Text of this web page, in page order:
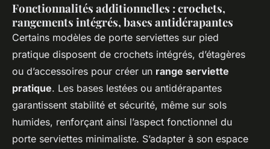
Fonctionnalités additionnelles : crochets,
rangements intégrés, bases antidérapantes
Certains modèles de porte serviettes sur pied
pratique disposent de crochets intégrés, d’étagères
ou d’accessoires pour créer un range serviette
pratique. Les bases lestées ou antidérapantes
garantissent stabilité et sécurité, même sur sols
humides, renforçant ainsi l’aspect fonctionnel du
porte serviettes minimaliste. S’adapter à son espace